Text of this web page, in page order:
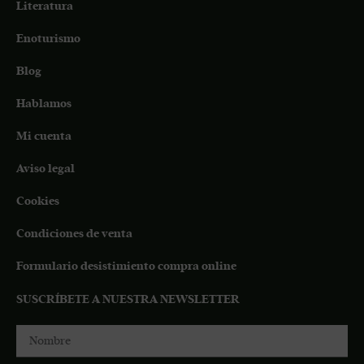
Literatura
Enoturismo
Blog
Hablamos
Mi cuenta
Aviso legal
Cookies
Condiciones de venta
Formulario desistimiento compra online
SUSCRÍBETE A NUESTRA NEWSLETTER